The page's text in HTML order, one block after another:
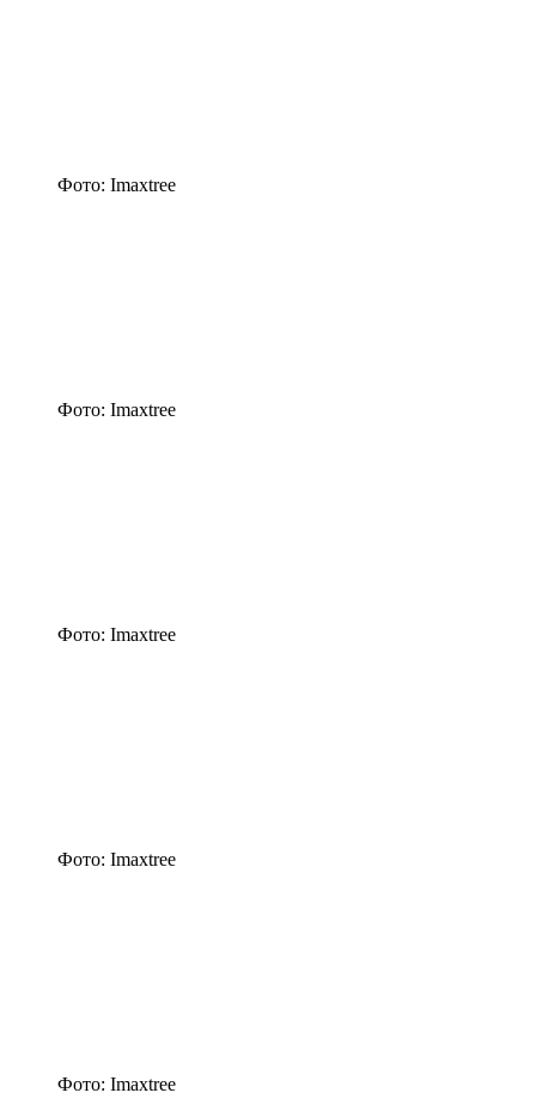
Фото: Imaxtree
Фото: Imaxtree
Фото: Imaxtree
Фото: Imaxtree
Фото: Imaxtree